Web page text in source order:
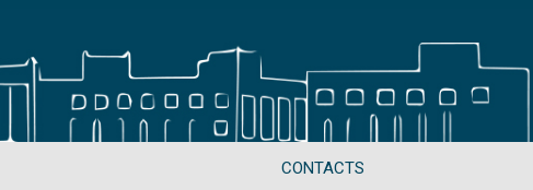
CONTACTS